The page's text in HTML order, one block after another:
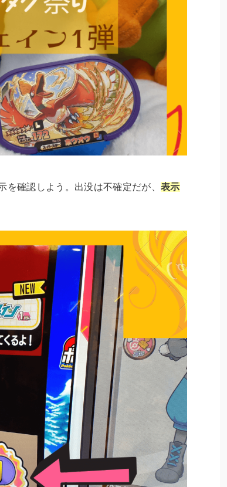
を確認しよう。出没は不確定だが、 表示